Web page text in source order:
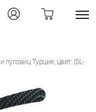
Турция, цвет: (SL-